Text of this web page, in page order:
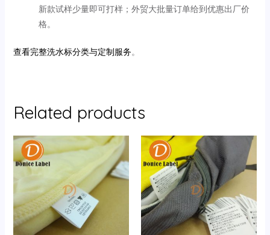
新款试样少量即可打样；外贸大批量订单给到优惠出厂价
格。
查看完整洗水标分类与定制服务。
Related products